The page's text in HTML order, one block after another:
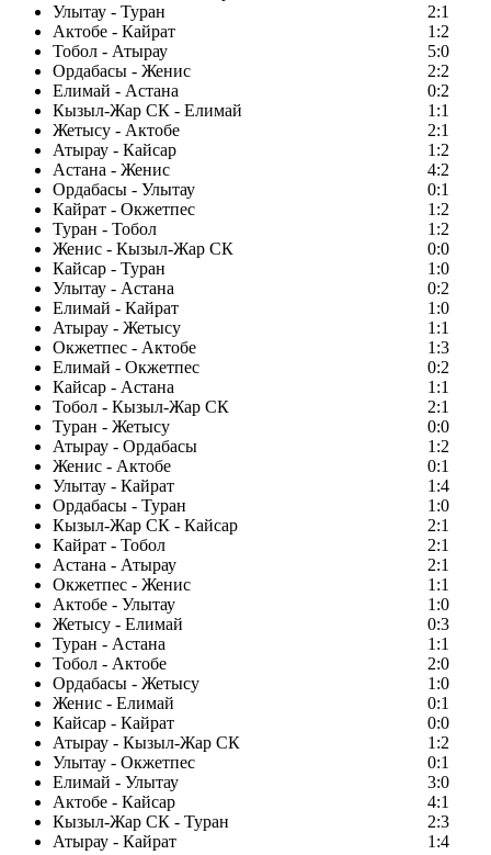
Улытау - Туран
2:1
Актобе - Кайрат
1:2
Тобол - Атырау
5:0
Ордабасы - Женис
2:2
Елимай - Астана
0:2
Кызыл-Жар СК - Елимай
1:1
Жетысу - Актобе
2:1
Атырау - Кайсар
1:2
Астана - Женис
4:2
Ордабасы - Улытау
0:1
Кайрат - Окжетпес
1:2
Туран - Тобол
1:2
Женис - Кызыл-Жар СК
0:0
Кайсар - Туран
1:0
Улытау - Астана
0:2
Елимай - Кайрат
1:0
Атырау - Жетысу
1:1
Окжетпес - Актобе
1:3
Елимай - Окжетпес
0:2
Кайсар - Астана
1:1
Тобол - Кызыл-Жар СК
2:1
Туран - Жетысу
0:0
Атырау - Ордабасы
1:2
Женис - Актобе
0:1
Улытау - Кайрат
1:4
Ордабасы - Туран
1:0
Кызыл-Жар СК - Кайсар
2:1
Кайрат - Тобол
2:1
Астана - Атырау
2:1
Окжетпес - Женис
1:1
Актобе - Улытау
1:0
Жетысу - Елимай
0:3
Туран - Астана
1:1
Тобол - Актобе
2:0
Ордабасы - Жетысу
1:0
Женис - Елимай
0:1
Кайсар - Кайрат
0:0
Атырау - Кызыл-Жар СК
1:2
Улытау - Окжетпес
0:1
Елимай - Улытау
3:0
Актобе - Кайсар
4:1
Кызыл-Жар СК - Туран
2:3
Атырау - Кайрат
1:4